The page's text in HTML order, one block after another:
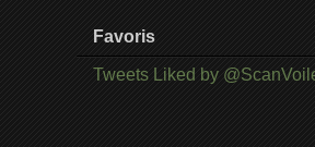
Favoris
Tweets Liked by